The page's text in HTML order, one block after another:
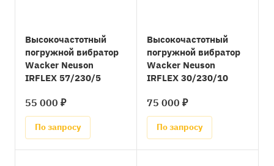
Высокочастотный
погружной вибратор
Wacker Neuson
IRFLEX 57/230/5
55 000 ₽
По запросу
Высокочастотный
погружной вибратор
Wacker Neuson
IRFLEX 30/230/10
75 000 ₽
По запросу